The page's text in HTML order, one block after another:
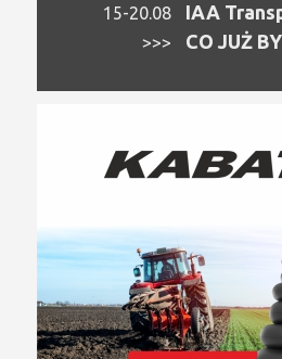
15-20.08 IAA
>>> CO JUŻ